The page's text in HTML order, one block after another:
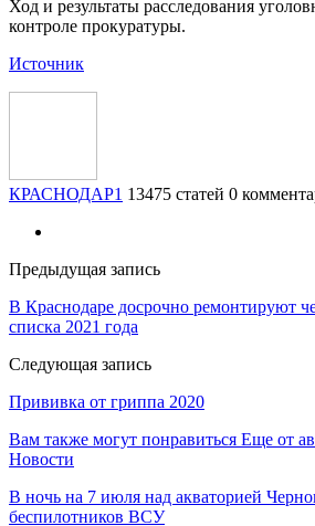
Ход и результаты расследования
контроле прокуратуры.
Источник
КРАСНОДАР1 13475 статей 0
Предыдущая запись
В Краснодаре досрочно ремонтируют
списка 2021 года
Следующая запись
Прививка от гриппа 2020
Вам также могут понравиться Еще от
Новости
В ночь на 7 июля над акваторией
беспилотников ВСУ